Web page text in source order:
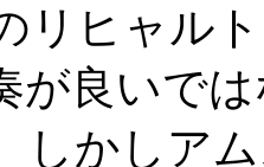
ヒャル
が良いで
しかしア